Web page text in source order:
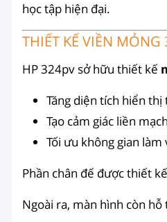
học tập hiện đại.
THIẾT KẾ VIỀN
HP 324pv sở hữu thiết kế
Tăng diện tích hiển thị
Tạo cảm giác liền
Tối ưu không gian làm
Phần chân đế được thiết
Ngoài ra, màn hình còn hỗ